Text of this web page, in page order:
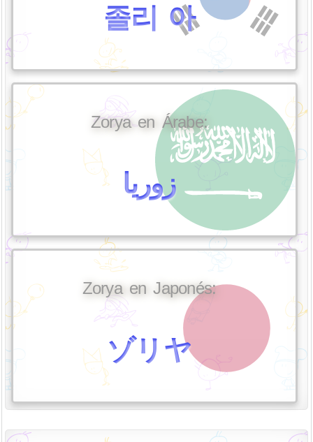
졸리 아
Zorya en Árabe:
زوريا
Zorya en Japonés:
ゾリヤ